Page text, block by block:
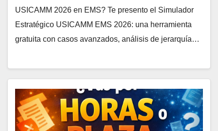
USICAMM 2026 en EMS? Te presento el Simulador
Estratégico USICAMM EMS 2026: una herramienta
gratuita con casos avanzados, análisis de jerarquía…